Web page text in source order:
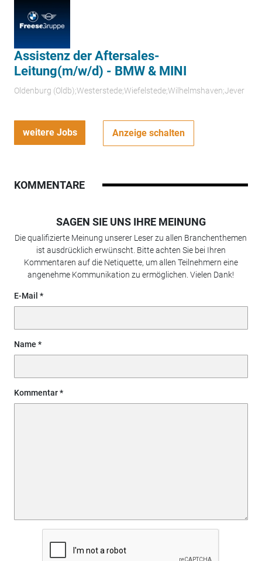
Assistenz der Aftersales-
Leitung(m/w/d) - BMW & MINI
Oldenburg (Oldb);Westerstede;Wiefelstede;Wilhelmshaven;Jever
weitere Jobs Anzeige schalten
KOMMENTARE
SAGEN SIE UNS IHRE MEINUNG
Die qualifizierte Meinung unserer Leser zu allen Branchenthemen
ist ausdrücklich erwünscht. Bitte achten Sie bei Ihren
Kommentaren auf die Netiquette, um allen Teilnehmern eine
angenehme Kommunikation zu ermöglichen. Vielen Dank!
E-Mail
Name
Kommentar